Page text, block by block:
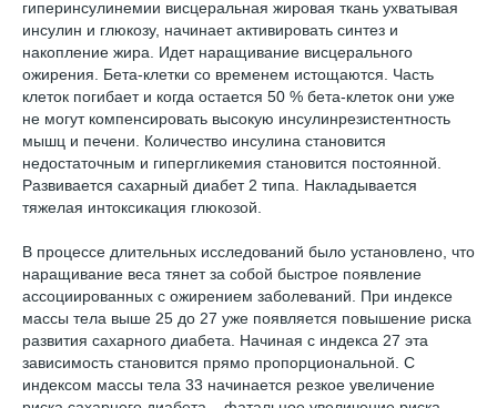
гиперинсулинемии висцеральная жировая ткань ухватывая
инсулин и глюкозу, начинает активировать синтез и
накопление жира. Идет наращивание висцерального
ожирения. Бета-клетки со временем истощаются. Часть
клеток погибает и когда остается 50 % бета-клеток они уже
не могут компенсировать высокую инсулинрезистентность
мышц и печени. Количество инсулина становится
недостаточным и гипергликемия становится постоянной.
Развивается сахарный диабет 2 типа. Накладывается
тяжелая интоксикация глюкозой.
В процессе длительных исследований было установлено, что
наращивание веса тянет за собой быстрое появление
ассоциированных с ожирением заболеваний. При индексе
массы тела выше 25 до 27 уже появляется повышение риска
развития сахарного диабета. Начиная с индекса 27 эта
зависимость становится прямо пропорциональной. С
индексом массы тела 33 начинается резкое увеличение